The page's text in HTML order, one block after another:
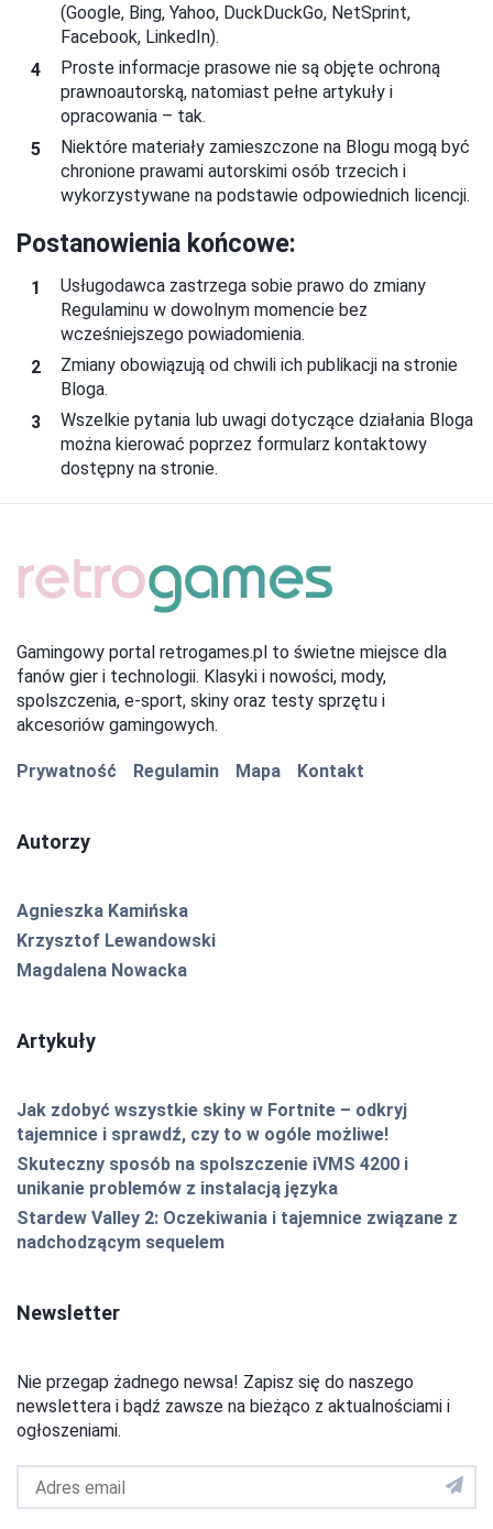
(Google, Bing, Yahoo, DuckDuckGo, NetSprint,
Facebook, LinkedIn).
Proste informacje prasowe nie są objęte ochroną
prawnoautorską, natomiast pełne artykuły i
opracowania – tak.
Niektóre materiały zamieszczone na Blogu mogą być
chronione prawami autorskimi osób trzecich i
wykorzystywane na podstawie odpowiednich licencji.
Postanowienia końcowe:
Usługodawca zastrzega sobie prawo do zmiany
Regulaminu w dowolnym momencie bez
wcześniejszego powiadomienia.
Zmiany obowiązują od chwili ich publikacji na stronie
Bloga.
Wszelkie pytania lub uwagi dotyczące działania Bloga
można kierować poprzez formularz kontaktowy
dostępny na stronie.
Gamingowy portal retrogames.pl to świetne miejsce dla
fanów gier i technologii. Klasyki i nowości, mody,
spolszczenia, e-sport, skiny oraz testy sprzętu i
akcesoriów gamingowych.
Prywatność Regulamin Mapa Kontakt
Autorzy
Agnieszka Kamińska
Krzysztof Lewandowski
Magdalena Nowacka
Artykuły
Jak zdobyć wszystkie skiny w Fortnite – odkryj
tajemnice i sprawdź, czy to w ogóle możliwe!
Skuteczny sposób na spolszczenie iVMS 4200 i
unikanie problemów z instalacją języka
Stardew Valley 2: Oczekiwania i tajemnice związane z
nadchodzącym sequelem
Newsletter
Nie przegap żadnego newsa! Zapisz się do naszego
newslettera i bądź zawsze na bieżąco z aktualnościami i
ogłoszeniami.
Adres
email